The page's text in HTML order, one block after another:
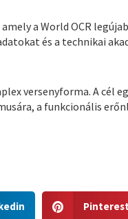
a World OCR
és a technikai
versenyforma. A cél
a funkcionális
h